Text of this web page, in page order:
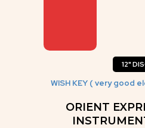
12"
WISH KEY ( very good
ORIENT